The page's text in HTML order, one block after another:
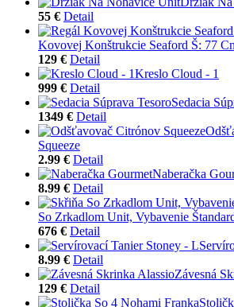
55 € Detail
Kovovej Konštrukcie Seaford Š: 77
129 € Detail
Kreslo Cloud - 1
999 € Detail
Sedacia
1349 € Detail
Squeeze
2.99 € Detail
Naberačka
8.99 € Detail
So Zrkadlom Unit, Vybavenie
676 € Detail
8.99 € Detail
Závesná
129 € Detail